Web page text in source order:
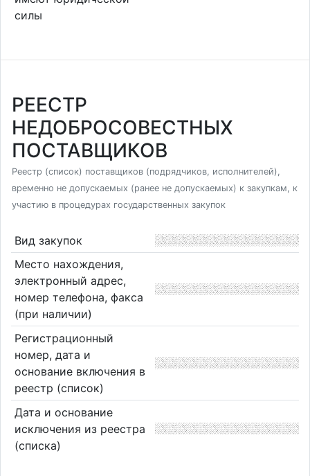
силы
РЕЕСТР
НЕДОБРОСОВЕСТНЫХ
ПОСТАВЩИКОВ
Реестр (список) поставщиков (подрядчиков, исполнителей),
временно не допускаемых (ранее не допускаемых) к закупкам, к
участию в процедурах государственных закупок
Вид закупок
Место нахождения,
электронный адрес,
номер телефона, факса
(при наличии)
Регистрационный
номер, дата и
основание включения в
реестр (список)
Дата и основание
исключения из реестра
(списка)